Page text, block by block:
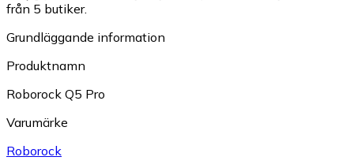
från 5 butiker.
Grundläggande information
Produktnamn
Roborock Q5 Pro
Varumärke
Roborock